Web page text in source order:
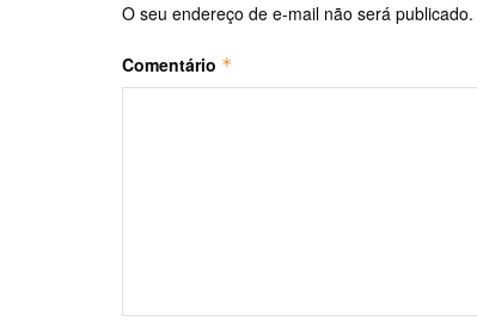
O seu endereço de e-mail não será publicado.
Comentário *